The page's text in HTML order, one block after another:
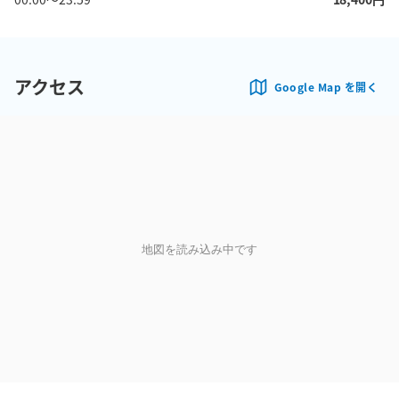
アクセス Google Map を開く
地図を読み込み中です